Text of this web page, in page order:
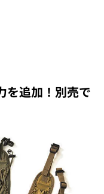
を追加！別売で